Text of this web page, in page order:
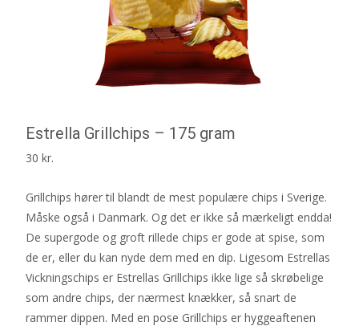
Estrella Grillchips – 175 gram
30 kr.
Grillchips hører til blandt de mest populære chips i Sverige.
Måske også i Danmark. Og det er ikke så mærkeligt endda!
De supergode og groft rillede chips er gode at spise, som
de er, eller du kan nyde dem med en dip. Ligesom Estrellas
Vickningschips er Estrellas Grillchips ikke lige så skrøbelige
som andre chips, der nærmest knækker, så snart de
rammer dippen. Med en pose Grillchips er hyggeaftenen